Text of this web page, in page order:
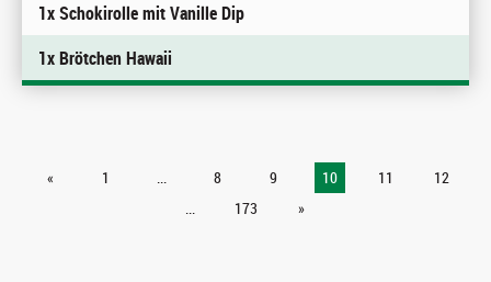
1x Schokirolle mit Vanille Dip
1x Brötchen Hawaii
« 1 ... 8 9 10 11
12
...
173 »